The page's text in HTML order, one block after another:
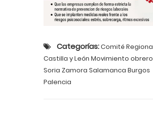
Categorías:Comité
Castilla y León Movimiento
Soria Zamora Salamanca Burgos
Palencia